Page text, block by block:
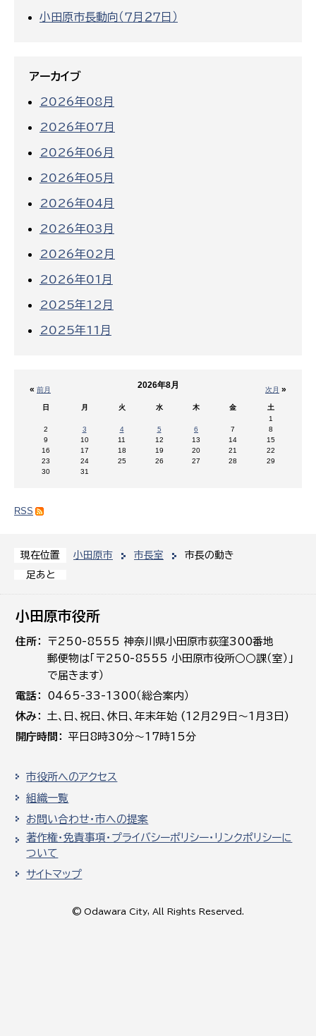
現在位置 小田原市 市長室
市長の動き
足あと
小田原市長動向（７月２７日）
アーカイブ
2026年08月
2026年07月
2026年06月
2026年05月
2026年04月
2026年03月
2026年02月
2026年01月
2025年12月
2025年11月
« 前月 次月 »
2026年8月
日 月 火 水 木 金
土
1
2
3 4 5 6 7
8
9
10 11 12 13 14
15
16
17 18 19 20 21
22
23
24 25 26 27 28
29
30
31
RSS
小田原市役所
住所
〒250-8555 神奈川県小田原市荻窪300番地
郵便物は「〒250-8555 小田原市役所○○課（室）」
で届きます）
電話
0465-33-1300（総合案内）
休み
土､日､祝日、休日、年末年始 (12月29日～1月3日)
開庁時間
平日8時30分～17時15分
市役所へのアクセス
組織一覧
お問い合わせ・市への提案
著作権・免責事項・プライバシーポリシー・リンクポリシーに
ついて
サイトマップ
© Odawara City, All Rights Reserved.